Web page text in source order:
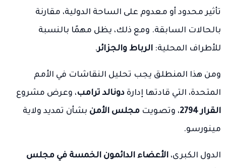
تأثير محدود أو معدوم على الساحة الدولية، مقارنة
بالحالات السابقة. ومع ذلك، يظل مهمًا بالنسبة
للأطراف المحلية: الرباط والجزائر.
ومن هذا المنطلق يجب تحليل النقاشات في الأمم
المتحدة، التي قادتها إدارة دونالد ترامب، وعرض مشروع
القرار 2794
، وتصويت مجلس الأمن بشأن تمديد ولاية
مينورسو.
الدول الكبرى، الأعضاء الدائمون الخمسة في مجلس